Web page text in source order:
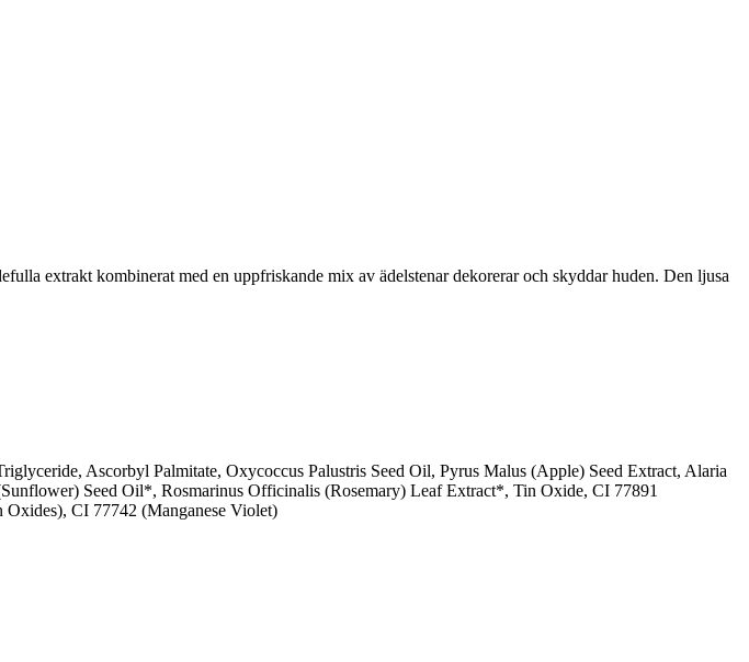
extrakt kombinerat med en uppfriskande mix av ädelstenar dekorerar och skyddar huden. Den ljusa
Ascorbyl Palmitate, Oxycoccus Palustris Seed Oil, Pyrus Malus (Apple) Seed Extract, Alaria
Seed Oil*, Rosmarinus Officinalis (Rosemary) Leaf Extract*, Tin Oxide, CI 77891
CI 77742 (Manganese Violet)